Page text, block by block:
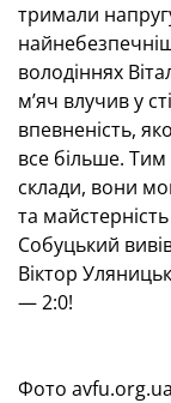
тримали
володіннях
м’яч влучив у
впевненість,
все більше.
склади, вони
та
Собуцький
Віктор
— 2:0!
Фото avfu.org.ua